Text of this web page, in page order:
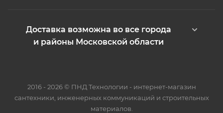
Доставка возможна во все города
и районы Московской области
2016 - 2026 © ПНД Технологии - интернет-магазин
сантехники, инженерных коммуникаций и строительных
материалов.